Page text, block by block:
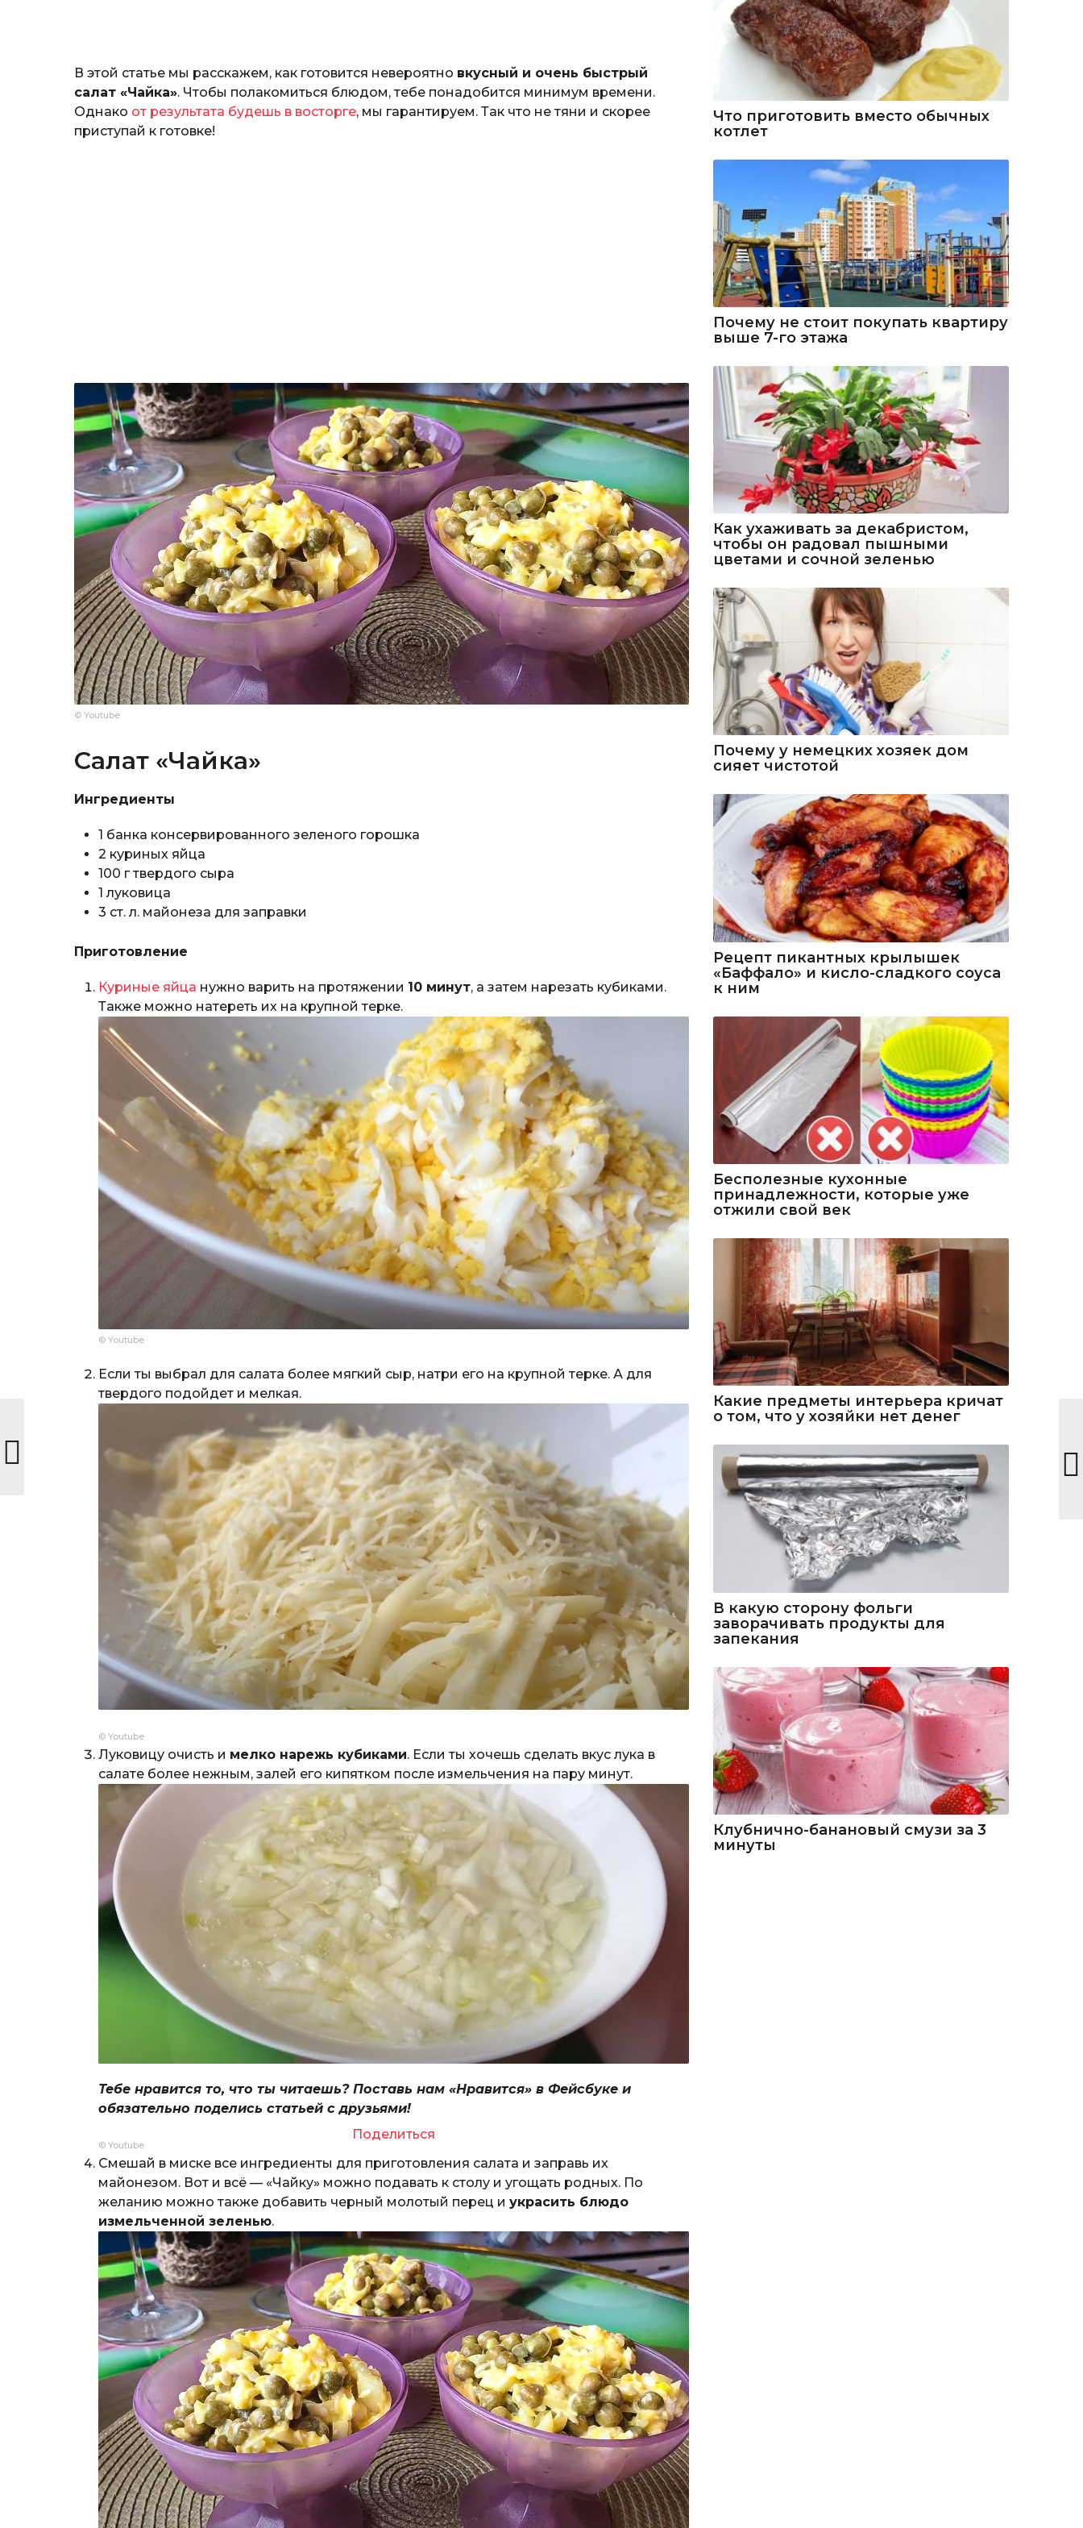
В этой статье мы расскажем, как готовится невероятно вкусный и очень быстрый
салат «Чайка». Чтобы полакомиться блюдом, тебе понадобится минимум времени.
Однако от результата будешь в восторге, мы гарантируем. Так что не тяни и скорее
приступай к готовке!
© Youtube
Салат «Чайка»
Ингредиенты
1 банка консервированного зеленого горошка
2 куриных яйца
100 г твердого сыра
1 луковица
3 ст. л. майонеза для заправки
Приготовление
Куриные яйца нужно варить на протяжении 10 минут, а затем нарезать кубиками.
Также можно натереть их на крупной терке.
© Youtube
Если ты выбрал для салата более мягкий сыр, натри его на крупной терке. А для
твердого подойдет и мелкая.
© Youtube
Луковицу очисть и мелко нарежь кубиками. Если ты хочешь сделать вкус лука в
салате более нежным, залей его кипятком после измельчения на пару минут.
Тебе нравится то, что ты читаешь? Поставь нам «Нравится» в Фейсбуке и
обязательно поделись статьей с друзьями!
Поделиться
© Youtube
Смешай в миске все ингредиенты для приготовления салата и заправь их
майонезом. Вот и всё — «Чайку» можно подавать к столу и угощать родных. По
желанию можно также добавить черный молотый перец и украсить блюдо
измельченной зеленью.
Что приготовить вместо обычных
котлет
Почему не стоит покупать квартиру
выше 7-го этажа
Как ухаживать за декабристом,
чтобы он радовал пышными
цветами и сочной зеленью
Почему у немецких хозяек дом
сияет чистотой
Рецепт пикантных крылышек
«Баффало» и кисло-сладкого соуса
к ним
Бесполезные кухонные
принадлежности, которые уже
отжили свой век
Какие предметы интерьера кричат
о том, что у хозяйки нет денег
В какую сторону фольги
заворачивать продукты для
запекания
Клубнично-банановый смузи за 3
минуты